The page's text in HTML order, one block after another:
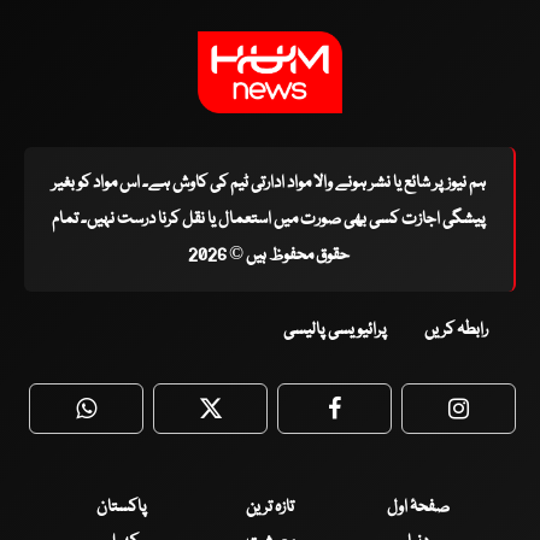
ہم نیوز پر شائع یا نشر ہونے والا مواد ادارتی ٹیم کی کاوش ہے۔ اس مواد کو بغیر
پیشگی اجازت کسی بھی صورت میں استعمال یا نقل کرنا درست نہیں۔ تمام
حقوق محفوظ ہیں © 2026
رابطہ کریں پرائیویسی پالیسی
WhatsApp Twitter Facebook
صفحۂ اول تازہ ترین
پاکستان